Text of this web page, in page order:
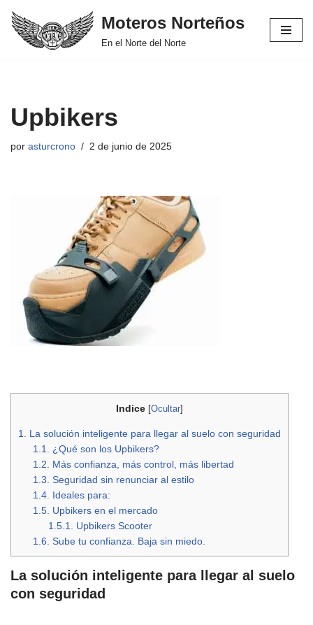
Saltar
Moteros Norteños
En el Norte del Norte
Upbikers
por asturcrono 2 de junio de 2025
Indice [Ocultar]
1. La solución inteligente para llegar al suelo con seguridad
1.1. ¿Qué son los Upbikers?
1.2. Más confianza, más control, más libertad
1.3. Seguridad sin renunciar al estilo
1.4. Ideales para:
1.5. Upbikers en el mercado
1.5.1. Upbikers Scooter
1.6. Sube tu confianza. Baja sin miedo.
La solución inteligente para llegar al suelo
con seguridad